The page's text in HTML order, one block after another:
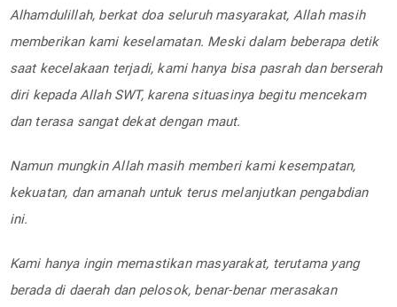
Alhamdulillah, berkat doa seluruh masyarakat, Allah masih
memberikan kami keselamatan. Meski dalam beberapa detik
saat kecelakaan terjadi, kami hanya bisa pasrah dan berserah
diri kepada Allah SWT, karena situasinya begitu mencekam
dan terasa sangat dekat dengan maut.
Namun mungkin Allah masih memberi kami kesempatan,
kekuatan, dan amanah untuk terus melanjutkan pengabdian
ini.
Kami hanya ingin memastikan masyarakat, terutama yang
berada di daerah dan pelosok, benar-benar merasakan